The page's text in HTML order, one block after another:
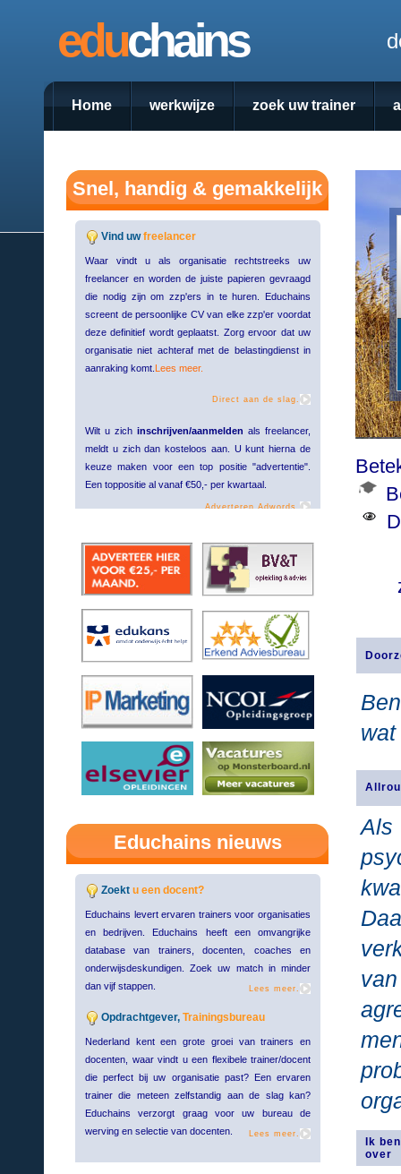
educhains
Home werkwijze zoek uw trainer
Snel, handig & gemakkelijk
Vind uwfreelancer
Waar vindt u als organisatie rechtstreeks uw
freelancer en worden de juiste papieren gevraagd
die nodig zijn om zzp'ers in te huren. Educhains
screent de persoonlijke CV van elke zzp'er voordat
deze definitief wordt geplaatst. Zorg ervoor dat uw
organisatie niet achteraf met de belastingdienst in
aanraking komt. Lees meer.
Direct aan de slag.
Wilt u zich inschrijven/aanmelden als freelancer,
meldt u zich dan kosteloos aan. U kunt hierna de
keuze maken voor een top positie "advertentie".
Een toppositie al vanaf €50,- per kwartaal.
Adverteren Adwords.
Educhains nieuws
Zoekt u een docent?
Educhains levert ervaren trainers voor organisaties
en bedrijven. Educhains heeft een omvangrijke
database van trainers, docenten, coaches en
onderwijsdeskundigen. Zoek uw match in minder
dan vijf stappen.
Lees meer.
Opdrachtgever, Trainingsbureau
Nederland kent een grote groei van trainers en
docenten, waar vindt u een flexibele trainer/docent
die perfect bij uw organisatie past? Een ervaren
trainer die meteen zelfstandig aan de slag kan?
Educhains verzorgt graag voor uw bureau de
werving en selectie van docenten.
Lees meer.
Ik
over